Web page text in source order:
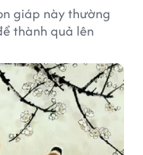
giáp này thường
thành quả lên